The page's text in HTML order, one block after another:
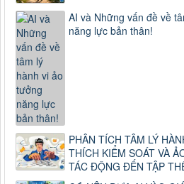
AI và Những vấn đề về
năng lực bản thân!
PHÂN TÍCH TÂM LÝ
THÍCH KIỂM SOÁT VÀ
TÁC ĐỘNG ĐẾN TẬP